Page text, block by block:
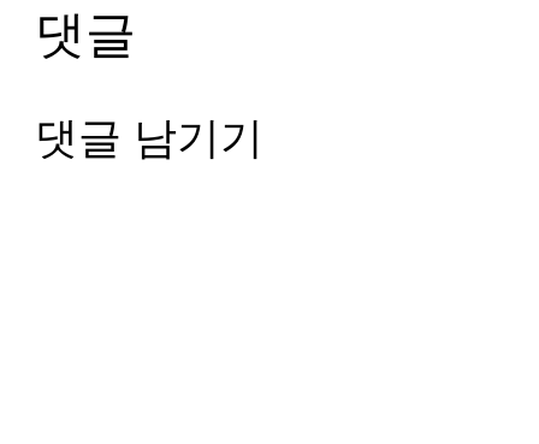
댓글
댓글 남기기